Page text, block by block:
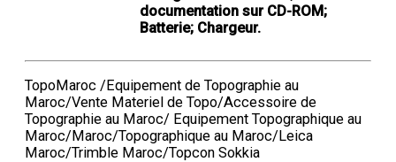
documentation sur CD-ROM;
Batterie; Chargeur.
TopoMaroc /Equipement de Topographie au
Maroc/Vente Materiel de Topo/Accessoire de
Topographie au Maroc/ Equipement Topographique au
Maroc/Maroc/Topographique au Maroc/Leica
Maroc/Trimble Maroc/Topcon Sokkia